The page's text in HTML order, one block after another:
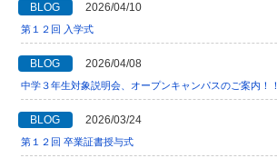
BLOG 2026/04/10
第１２回 入学式
BLOG 2026/04/08
中学３年生対象説明会、オープンキャンパスのご案内！！
BLOG 2026/03/24
第１２回 卒業証書授与式